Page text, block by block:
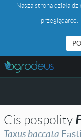
Nasza strona działa
przeglądarce.
Cis pospolity
Taxus baccata